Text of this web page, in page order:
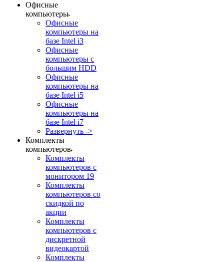
Офисные
компьютеры
Офисные
компьютеры на
базе Intel i3
Офисные
компьютеры с
большим HDD
Офисные
компьютеры на
базе Intel i5
Офисные
компьютеры на
базе Intel i7
Развернуть ->
Комплекты
компьютеров
Комплекты
компьютеров с
монитором 19
Комплекты
компьютеров со
скидкой по
акции
Комплекты
компьютеров с
дискретной
видеокартой
Комплекты